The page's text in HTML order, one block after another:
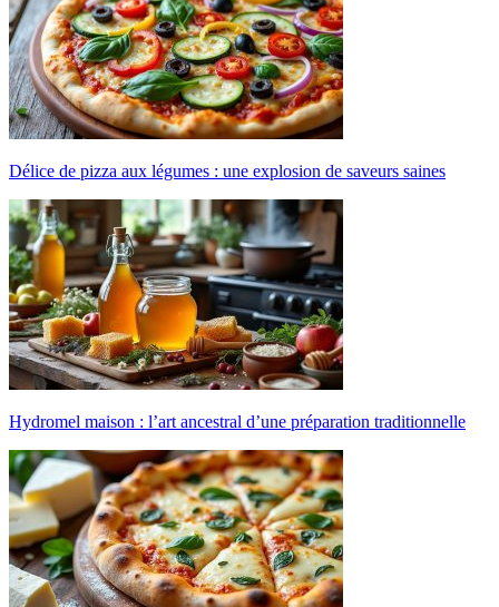
Délice de pizza aux légumes : une explosion de saveurs saines
Hydromel maison : l’art ancestral d’une préparation traditionnelle